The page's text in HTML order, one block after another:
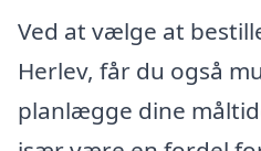
Ved at vælge at
Herlev, får du også
planlægge dine